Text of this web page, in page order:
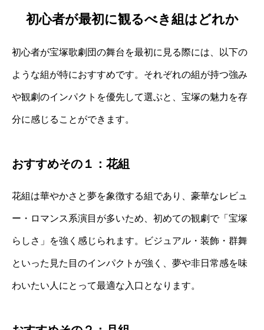
初心者が最初に観るべき組はどれか
初心者が宝塚歌劇団の舞台を最初に見る際には、以下の
ような組が特におすすめです。それぞれの組が持つ強み
や観劇のインパクトを優先して選ぶと、宝塚の魅力を存
分に感じることができます。
おすすめその１：花組
花組は華やかさと夢を象徴する組であり、豪華なレビュ
ー・ロマンス系演目が多いため、初めての観劇で「宝塚
らしさ」を強く感じられます。ビジュアル・装飾・群舞
といった見た目のインパクトが強く、夢や非日常感を味
わいたい人にとって最適な入口となります。